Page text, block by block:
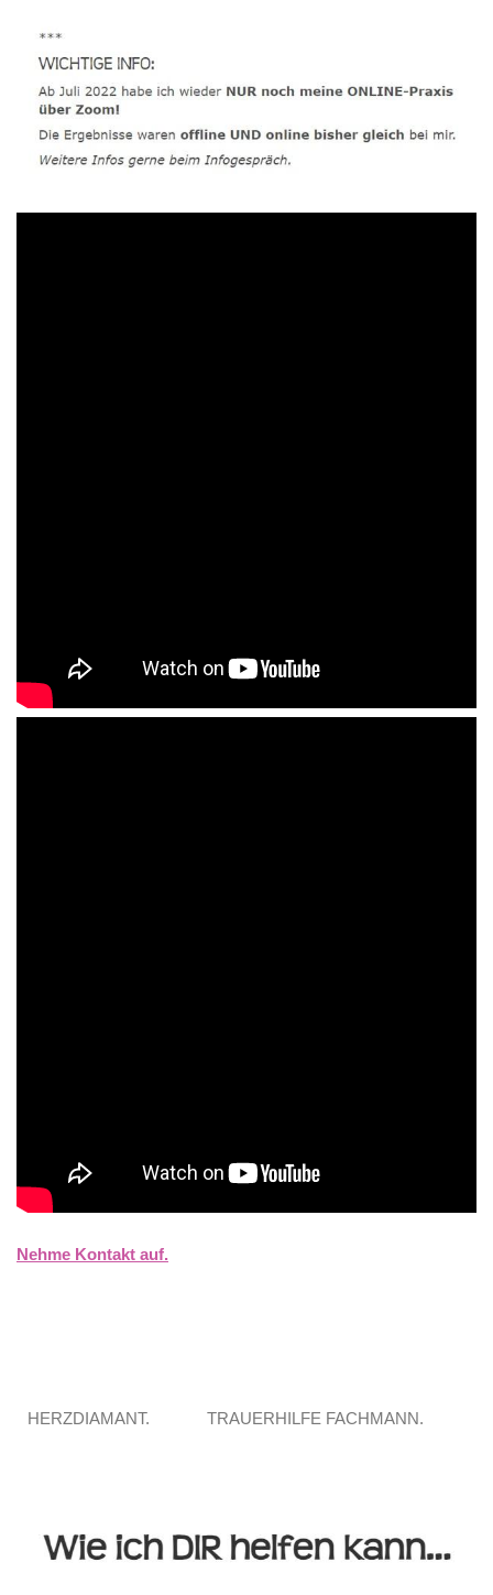
Nehme Kontakt auf.
HERZDIAMANT. TRAUERHILFE FACHMANN.